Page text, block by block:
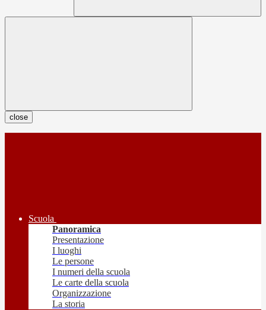
close
Scuola
Panoramica
Presentazione
I luoghi
Le persone
I numeri della scuola
Le carte della scuola
Organizzazione
La storia